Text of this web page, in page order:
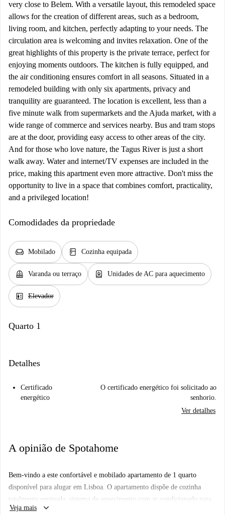
very close to Belem. With a versatile layout, this remodeled space
allows for the creation of different areas, such as a bedroom,
living room, and kitchen, perfectly adapting to your needs. The
circulation area is welcoming and invites relaxation. One of the
great highlights of this property is the private terrace, perfect for
enjoying moments outdoors. The kitchen is fully equipped, and
the air conditioning ensures comfort in all seasons. Situated in a
remodeled building with only six apartments, privacy and
tranquility are guaranteed. The location is excellent, less than a
five minute walk from supermarkets and the Ajuda market, with a
wide range of commerce and services nearby. Bus and tram stops
are at the door, providing easy access to other areas of the city.
And for those who love nature, the Tagus River is just a short
walk away. Water and internet/TV expenses are included in the
price, making this apartment even more attractive. Don't miss the
opportunity to live in a space that combines comfort, practicality,
and a privileged location!
Comodidades da propriedade
chair Mobilado kitchen Cozinha equipada
balcony Varanda ou terraço water_heater Unidades de AC para aquecimento
elevator Elevador
Quarto 1
Detalhes
Certificado
energético
O certificado energético foi solicitado ao
senhorio.
Ver detalhes
A opinião de Spotahome
Bem-vindo a este confortável e mobilado apartamento de 1 quarto
disponível para alugar em Lisboa. O apartamento dispõe de cozinha
totalmente equipada, sistema de aquecimento com ar condicionado para
o seu conforto e uma encantadora varanda. É permitido fumar no
Veja mais keyboard_arrow_down